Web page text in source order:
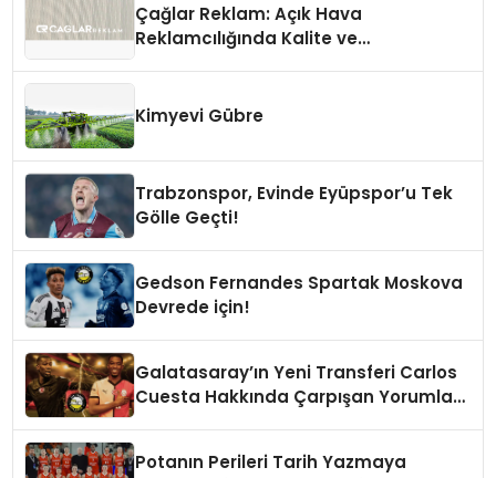
Çağlar Reklam: Açık Hava
Reklamcılığında Kalite ve
Kimyevi Gübre
Trabzonspor, Evinde Eyüpspor’u Tek
Gölle Geçti!
Gedson Fernandes Spartak Moskova
Devrede için!
Galatasaray’ın Yeni Transferi Carlos
Cuesta Hakkında Çarpışan Yorumlar:
Potanın Perileri Tarih Yazmaya